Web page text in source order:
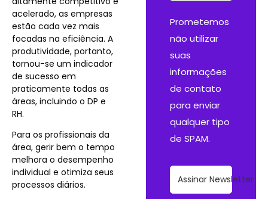
acelerado, as empresas
estão cada vez mais
focadas na eficiência. A
produtividade, portanto,
tornou-se um indicador
de sucesso em
praticamente todas as
áreas, incluindo o DP e
RH.
Para os profissionais da
área, gerir bem o tempo
melhora o desempenho
individual e otimiza seus
processos diários.
Prometemos
não utilizar
suas
informações
de contato
para enviar
qualquer tipo
de SPAM.
Assinar Newsletter